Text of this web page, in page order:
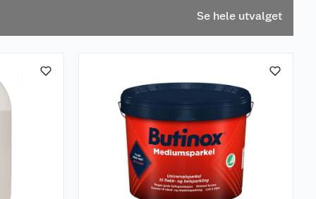
Se hele utvalget